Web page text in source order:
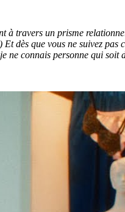
à travers un prisme
dès que vous ne suivez pas
ne connais personne qui soit